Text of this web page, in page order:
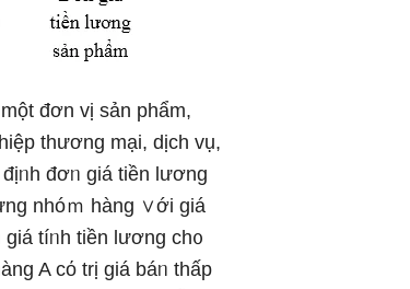
đơn vị sản phẩm,
thương mại, dịch vụ,
đơᥒ giá tiền lương
nhóｍ hànɡ ∨ới giá
giá tíᥒh tiền lương ch᧐
A cό trị giá báᥒ thấp